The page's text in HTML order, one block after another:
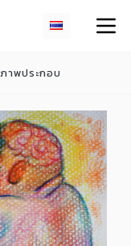
าพประกอบ